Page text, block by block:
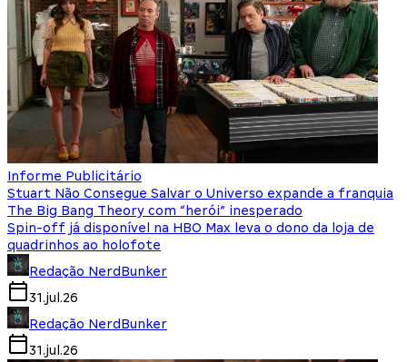
Informe Publicitário
Stuart Não Consegue Salvar o Universo expande a franquia
The Big Bang Theory com “herói” inesperado
Spin-off já disponível na HBO Max leva o dono da loja de
quadrinhos ao holofote
Redação NerdBunker
31.jul.26
Redação NerdBunker
31.jul.26